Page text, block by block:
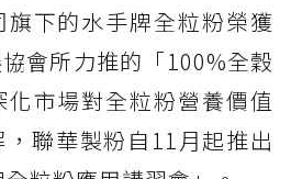
下的水手牌全粒粉榮獲
會所力推的「100%全穀
市場對全粒粉營養價值
聯華製粉自11月起推出